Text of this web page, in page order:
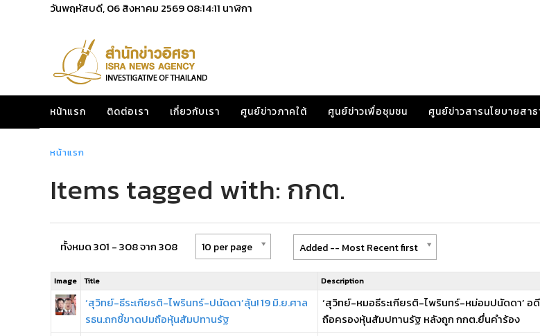
วันพฤหัสบดี, 06 สิงหาคม 256908:14:12นาฬิกา
หน้าแรก ติดต่อเรา เกี่ยวกับเรา ศูนย์ข่าวภาคใต้ ศูนย์ข่าวเพื่อชุมชน ศูนย์ข่าวสารนโยบายสา
หน้าแรก
Items tagged with: กกต.
ทั้งหมด 301 - 308 จาก 308 10 per page Added -- Most Recent first
Image Title Description
‘สุวิทย์-ธีระเกียรติ-ไพรินทร์-ปนัดดา’ลุ้น! 19 มิ.ย.ศาล
รธน.ถกชี้ขาดปมถือหุ้นสัมปทานรัฐ
‘สุวิทย์-หมอธีระเกียรติ-ไพรินทร์-หม่อมปนัดดา’ อ
ถือครองหุ้นสัมปทานรัฐ หลังถูก กกต.ยื่นคำร้อง